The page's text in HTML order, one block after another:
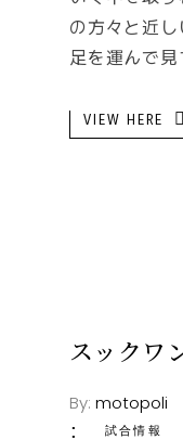
の方々と近
足を運んで
VIEW HERE
スックワ
By: motopoli
試合情報